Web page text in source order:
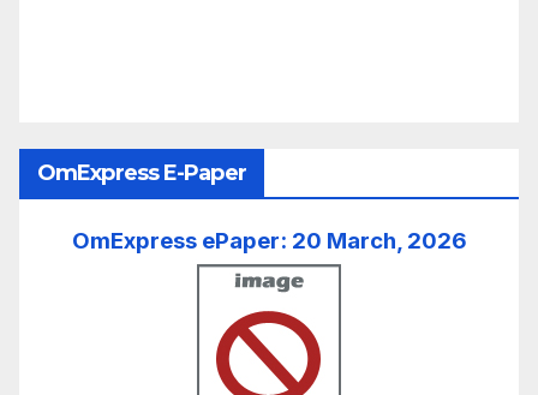
OmExpress E-Paper
OmExpress ePaper: 20 March, 2026